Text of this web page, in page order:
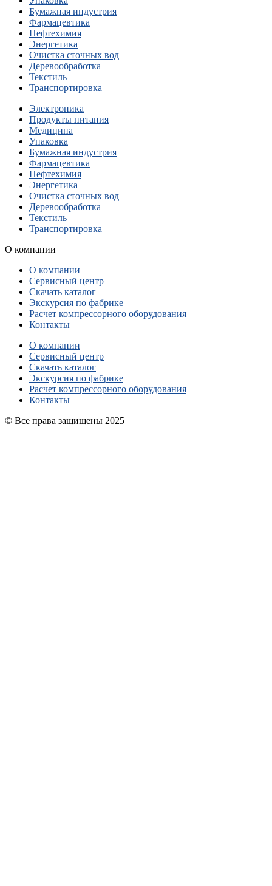
Бумажная индустрия
Фармацевтика
Нефтехимия
Энергетика
Очистка сточных вод
Деревообработка
Текстиль
Транспортировка
Электроника
Продукты питания
Медицина
Упаковка
Бумажная индустрия
Фармацевтика
Нефтехимия
Энергетика
Очистка сточных вод
Деревообработка
Текстиль
Транспортировка
О компании
О компании
Сервисный центр
Скачать каталог
Экскурсия по фабрике
Расчет компрессорного оборудования
Контакты
О компании
Сервисный центр
Скачать каталог
Экскурсия по фабрике
Расчет компрессорного оборудования
Контакты
© Все права защищены 2025